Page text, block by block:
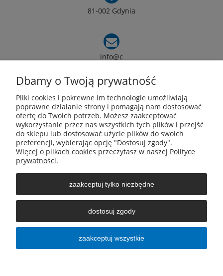
81-002 Gdynia
info@c
Pomoc
Moje konto
Płatności i dostawa
Informacje
O nas
Dbamy o Twoją prywatność
Pliki cookies i pokrewne im technologie umożliwiają
poprawne działanie strony i pomagają nam dostosować
ofertę do Twoich potrzeb. Możesz zaakceptować
wykorzystanie przez nas wszystkich tych plików i przejść
do sklepu lub dostosować użycie plików do swoich
preferencji, wybierając opcję "Dostosuj zgody".
Więcej o plikach cookies przeczytasz w naszej Polityce
prywatności.
zaakceptuj tylko niezbędne
dostosuj zgody
zaakceptuj wszystkie